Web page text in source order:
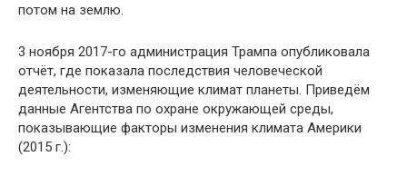
потом на землю.
3 ноября 2017-го администрация Трампа опубликовала
отчёт, где показала последствия человеческой
деятельности, изменяющие климат планеты. Приведём
данные Агентства по охране окружающей среды,
показывающие факторы изменения климата Америки
(2015 г.):